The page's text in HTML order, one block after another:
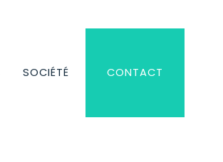
SOCIÉTÉ CONTACT